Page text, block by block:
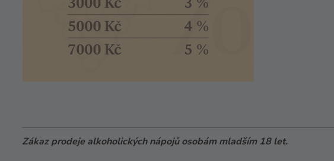
Zákaz prodeje alkoholických nápojů osobám mladším 18 let.